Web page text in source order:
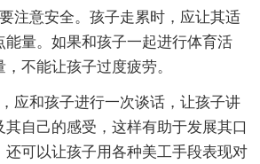
注意安全。孩子走累时，应让其适
能量。如果和孩子一起进行体育活
不能让孩子过度疲劳。
应和孩子进行一次谈话，让孩子讲
自己的感受，这样有助于发展其口
还可以让孩子用各种美工手段表现对